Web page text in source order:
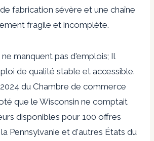
fabrication sévère et une chaîne
fragile et incomplète.
manquent pas d'emplois; Il
de qualité stable et accessible.
du Chambre de commerce
que le Wisconsin ne comptait
disponibles pour 100 offres
Pennsylvanie et d'autres États du